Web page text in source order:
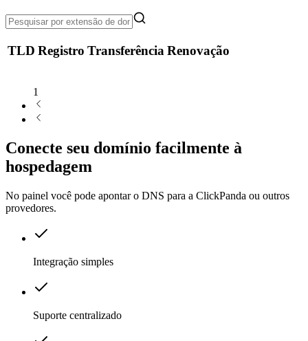
TLD Registro TransferênciaRenovação
1
Conecte seu domínio facilmente à
hospedagem
No painel você pode apontar o DNS para a ClickPanda ou outros
provedores.
Integração simples
Suporte centralizado